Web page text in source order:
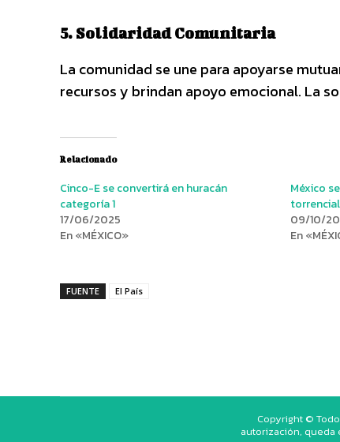
5. Solidaridad Comunitaria
La comunidad se une para apoyarse
recursos y brindan apoyo emocional. La
Relacionado
Cinco-E se convertirá en huracán
categoría 1
17/06/2025
En «MÉXICO»
México
09/10/
En
FUENTE El País
Copyright ©
autorización,